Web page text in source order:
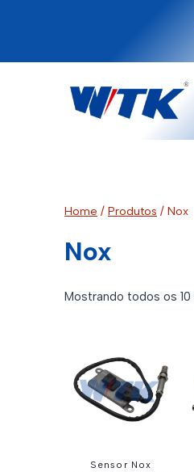
Home / Produtos / Nox
Nox
Mostrando todos os
Sensor Nox